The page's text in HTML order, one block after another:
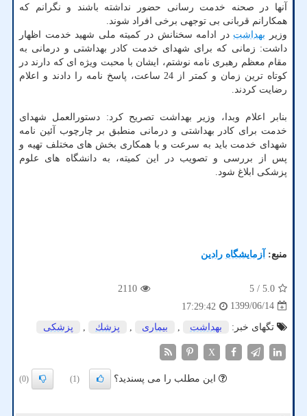
آنها در صحنه خدمت رسانی حضور نداشته باشند و نگرانم که
همکارانم قربانی بی توجهی برخی افراد شوند.
وزیر بهداشت در ادامه سخنانش در کمیته ملی شهید خدمت اظهار
داشت: زمانی که برای شهدای خدمت کادر بهداشتی و درمانی به
مقام معظم رهبری نامه نوشتم، ایشان با محبت ویژه ای که دارند در
کوتاه ترین زمان و کمتر از 24 ساعت، پاسخ نامه را دادند و اعلام
رضایت کردند.
بنابر اعلام وبدا، وزیر بهداشت تصریح کرد: دستورالعمل شهدای
خدمت برای کادر بهداشتی و درمانی منطبق بر چارچوب آئین نامه
شهدای خدمت باید به سرعت و با همکاری بخش های مختلف تهیه و
پس از بررسی و تصویب در این کمیته، به دانشگاه های علوم
پزشکی ابلاغ شود.
منبع: آزمایشگاه رادین
5.0
/ 5
2110
1399/06/14
17:29:42
تگهای خبر:
بهداشت , بیماری , پزشك , پزشكی
X
این مطلب را می پسندید؟ (1)
(0)